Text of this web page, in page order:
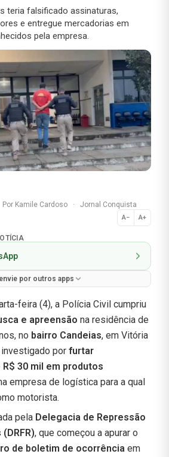
teria falsificado assinaturas,
e entregue mercadorias em
pela empresa.
Por Kamile Cardoso · Jornal Conquista
A− A+
Normal
por outros apps
feira (4), a Polícia Civil cumpriu
e apreensão na residência de
no bairro Candeias, em Vitória
por furtar
30 mil em produtos
empresa de logística para a qual
motorista.
pela Delegacia de Repressão
, que começou a apurar o
de boletim de ocorrência em